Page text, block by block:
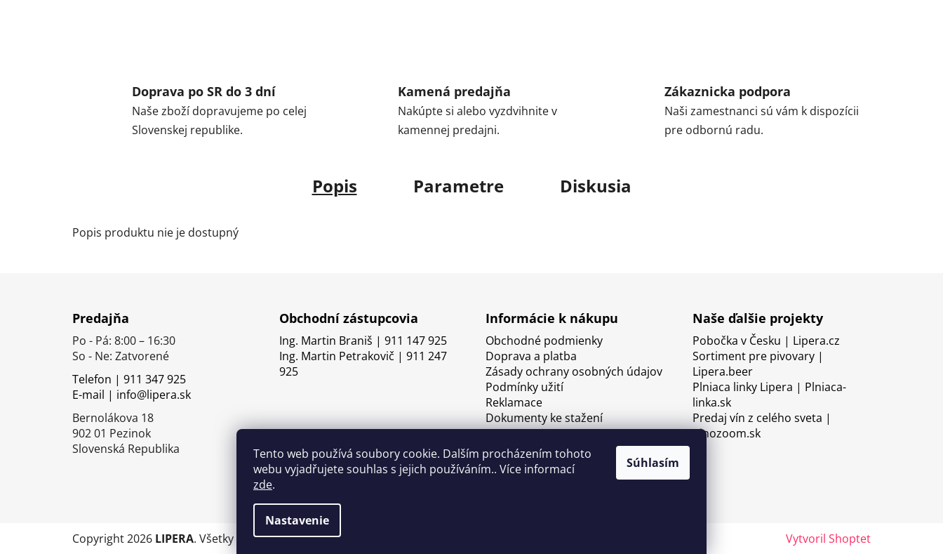
Tento web používá soubory cookie. Dalším procházením tohoto
webu vyjadřujete souhlas s jejich používáním.. Více informací
zde.
Nastavenie
Súhlasím
Doprava po SR do 3 dní
Naše zboží dopravujeme po celej
Slovenskej republike.
Kamená predajňa
Nakúpte si alebo vyzdvihnite v
kamennej predajni.
Zákaznicka podpora
Naši zamestnanci sú vám k dispozícii
pre odbornú radu.
Popis Parametre Diskusia
Popis produktu nie je dostupný
Predajňa
Po - Pá: 8:00 – 16:30
So - Ne: Zatvorené
Telefon | 911 347 925
E-mail | info@lipera.sk
Bernolákova 18
902 01 Pezinok
Slovenská Republika
Obchodní zástupcovia
Ing. Martin Braniš | 911 147 925
Ing. Martin Petrakovič | 911 247
925
Informácie k nákupu
Obchodné podmienky
Doprava a platba
Zásady ochrany osobných údajov
Podmínky užití
Reklamace
Dokumenty ke stažení
Naše ďalšie projekty
Pobočka v Česku | Lipera.cz
Sortiment pre pivovary |
Lipera.beer
Plniaca linky Lipera | Plniaca-
linka.sk
Predaj vín z celého sveta |
Vinozoom.sk
Vytvoril Shoptet
Copyright 2026 LIPERA. Všetky práva vyhradené.